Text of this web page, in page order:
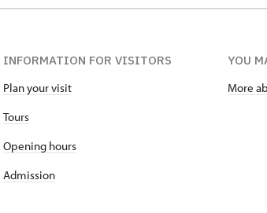
INFORMATION FOR VISITORS
Plan your visit
Tours
Opening hours
Admission
YOU
More